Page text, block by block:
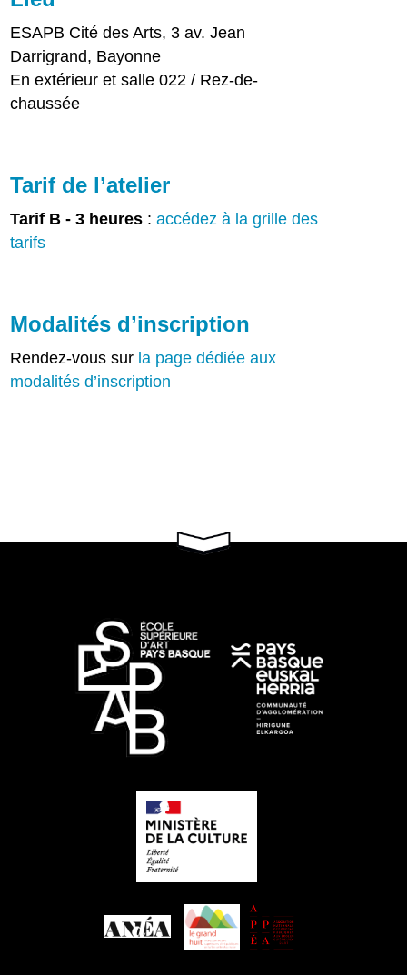
ESAPB Cité des Arts, 3 av. Jean
Darrigrand, Bayonne
En extérieur et salle 022 / Rez-de-
chaussée
Tarif de l’atelier
Tarif B - 3 heures :accédez à la grille des
tarifs
Modalités d’inscription
Rendez-vous sur la page dédiée aux
modalités d’inscription